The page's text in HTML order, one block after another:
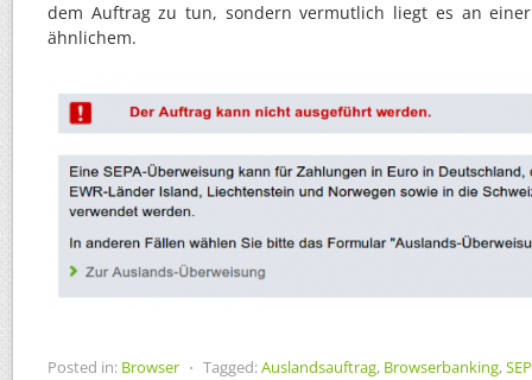
dem Auftrag zu tun, sondern vermutlich liegt es an
ähnlichem.
Posted in: Browser ⋅ Tagged:Auslandsauftrag, Browserbanking,